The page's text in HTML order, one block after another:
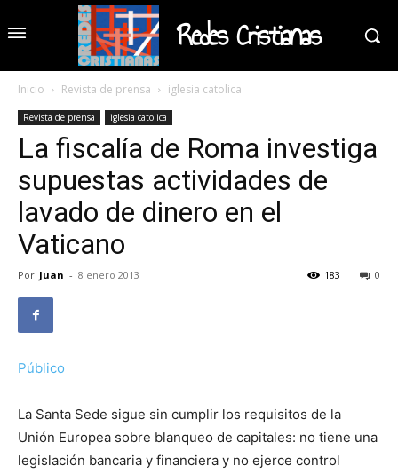
Redes Cristianas
Inicio Revista de prensa iglesia catolica
Revista de prensa iglesia catolica
La fiscalía de Roma investiga
supuestas actividades de
lavado de dinero en el
Vaticano
Por Juan - 8 enero 2013 0
183
Público
La Santa Sede sigue sin cumplir los requisitos de la
Unión Europea sobre blanqueo de capitales: no tiene una
legislación bancaria y financiera y no ejerce control